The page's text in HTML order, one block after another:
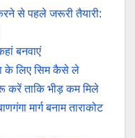
से पहले जरूरी तैयारी:
बनवाएं
के लिए सिम कैसे ले
करें ताकि भीड़ कम मिले
मार्ग बनाम ताराकोट